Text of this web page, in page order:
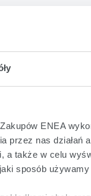
ENEA
przez nas działań
a także w celu
sposób
of Shareholders